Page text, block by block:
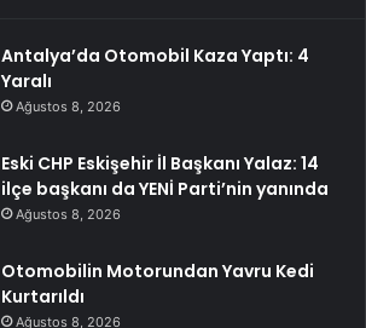
Antalya’da Otomobil Kaza Yaptı: 4
Yaralı
Ağustos 8, 2026
Eski CHP Eskişehir İl Başkanı Yalaz: 14
ilçe başkanı da YENİ Parti’nin yanında
Ağustos 8, 2026
Otomobilin Motorundan Yavru Kedi
Kurtarıldı
Ağustos 8, 2026